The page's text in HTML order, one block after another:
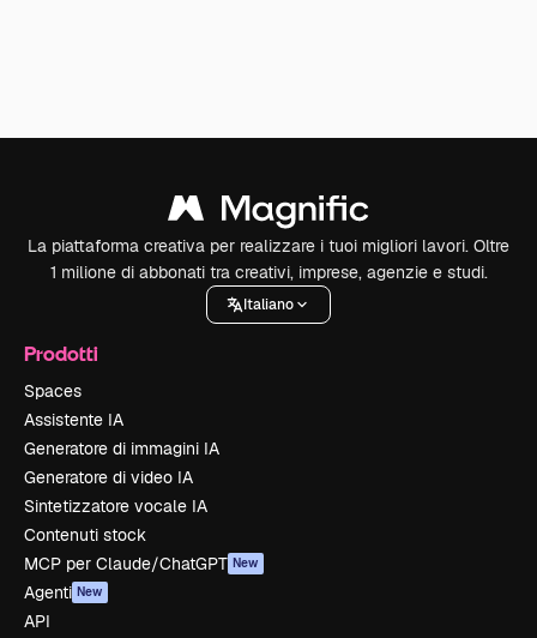
La piattaforma creativa per realizzare i tuoi migliori lavori. Oltre
1 milione di abbonati tra creativi, imprese, agenzie e studi.
Italiano
Prodotti
Spaces
Assistente IA
Generatore di immagini IA
Generatore di video IA
Sintetizzatore vocale IA
Contenuti stock
MCP per Claude/ChatGPT New
Agenti New
API